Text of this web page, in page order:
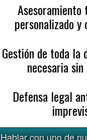
personalizado y
Gestión de toda la
necesaria
Defensa legal
Hablar con uno de